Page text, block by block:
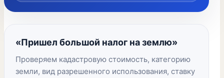
«Пришел большой налог на землю»
Проверяем кадастровую стоимость, категорию
земли, вид разрешенного использования, ставку